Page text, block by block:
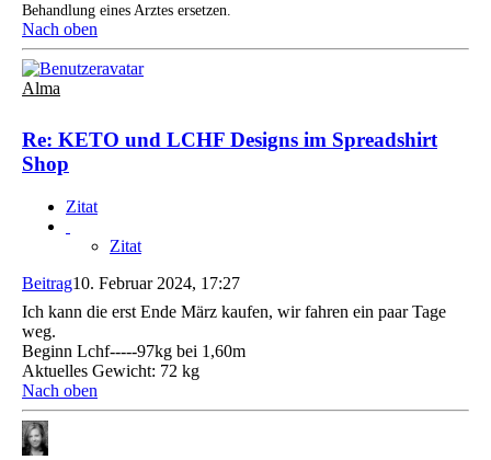
Behandlung eines Arztes ersetzen.
Nach oben
Alma
Re: KETO und LCHF Designs im Spreadshirt
Shop
Zitat
Zitat
Beitrag10. Februar 2024, 17:27
Ich kann die erst Ende März kaufen, wir fahren ein paar Tage
weg.
Beginn Lchf-----97kg bei 1,60m
Aktuelles Gewicht: 72 kg
Nach oben